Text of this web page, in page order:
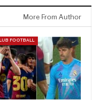
More From Author
FOOTBALL